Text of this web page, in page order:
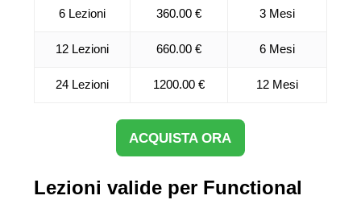
6 Lezioni 360.00 € 3 Mesi
12 Lezioni 660.00 € 6 Mesi
24 Lezioni 1200.00 € 12 Mesi
ACQUISTA ORA
Lezioni valide per Functional